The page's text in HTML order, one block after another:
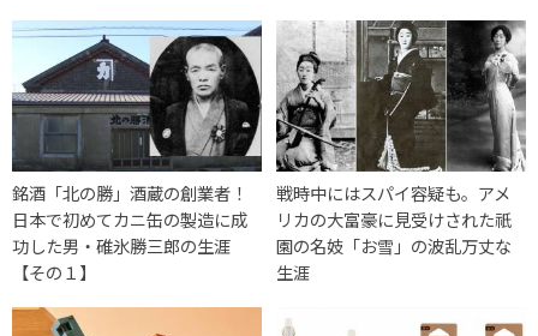
銘酒「北の勝」酒蔵の創業者！
日本で初めてカニ缶の製造に成
功した男・碓氷勝三郎の生涯
【その１】
戦時中にはスパイ容疑も。アメ
リカの大富豪に見受けされた祇
園の名妓「お雪」の波乱万丈な
生涯